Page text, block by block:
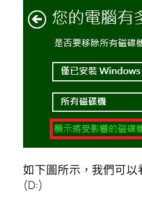
如下圖所示，我們可以
(D:)